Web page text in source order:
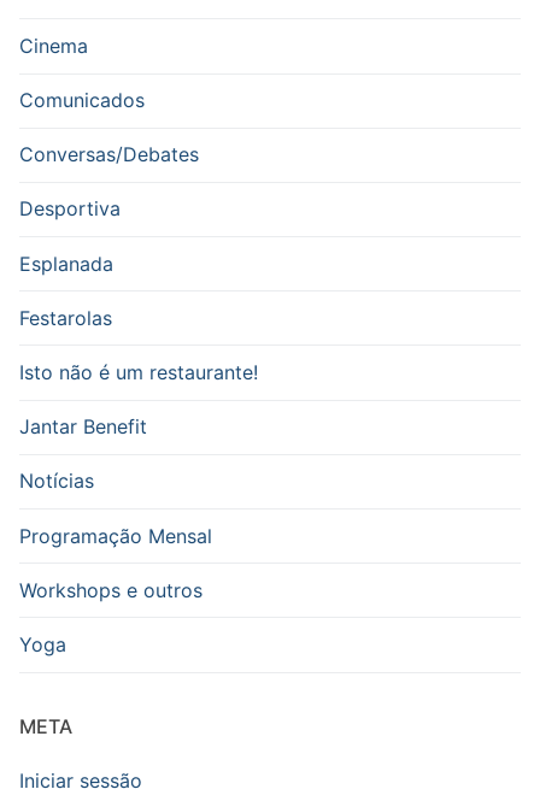
Cinema
Comunicados
Conversas/Debates
Desportiva
Esplanada
Festarolas
Isto não é um restaurante!
Jantar Benefit
Notícias
Programação Mensal
Workshops e outros
Yoga
META
Iniciar sessão